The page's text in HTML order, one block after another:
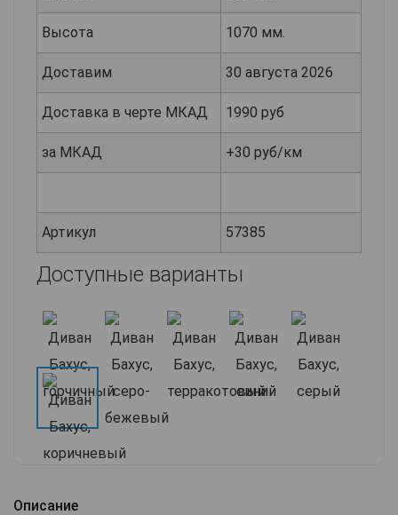
Высота 1070 мм.
Доставим 30 августа 2026
Доставка в черте МКАД 1990 руб
за МКАД +30 руб/км
Артикул 57385
Доступные варианты
Описание